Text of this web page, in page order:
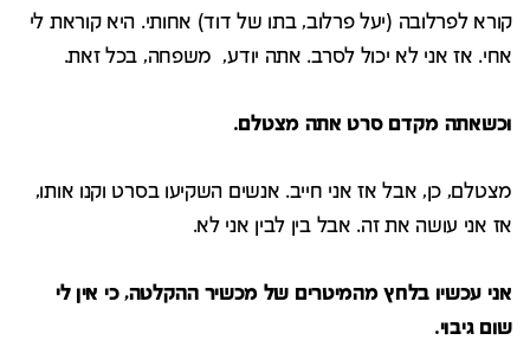
קורא לפרלובה (יעל פרלוב, בתו של דוד) אחותי. היא קוראת לי
אחי. אז אני לא יכול לסרב. אתה יודע, משפחה, בכל זאת.
וכשאתה מקדם סרט אתה מצטלם.
מצטלם, כן, אבל אז אני חייב. אנשים השקיעו בסרט וקנו אותו,
אז אני עושה את זה. אבל בין לבין אני לא.
אני עכשיו בלחץ מהמיטרים של מכשיר ההקלטה, כי אין לי
שום גיבוי.